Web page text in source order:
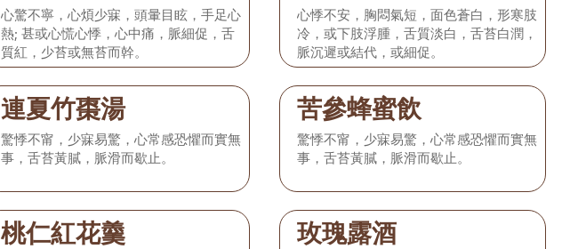
心驚不寧，心煩少寐，頭暈目眩，手足心
熱; 甚或心慌心悸，心中痛，脈細促，舌
質紅，少苔或無苔而幹。
心悸不安，胸悶氣短，面色蒼白，形寒肢
冷，或下肢浮腫，舌質淡白，舌苔白潤，
脈沉遲或結代，或細促。
連夏竹棗湯
驚悸不甯，少寐易驚，心常感恐懼而實無
事，舌苔黃膩，脈滑而歇止。
苦參蜂蜜飲
驚悸不甯，少寐易驚，心常感恐懼而實無
事，舌苔黃膩，脈滑而歇止。
桃仁紅花羹 玫瑰露酒